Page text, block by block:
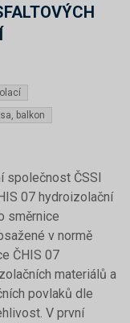
balkon
společnost ČSSI
07 hydroizolační
směrnice
v normě
ČHIS 07
materiálů a
povlaků dle
V první